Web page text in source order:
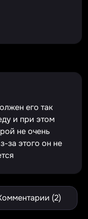
его так
и при этом
не очень
за этого он не
(2)